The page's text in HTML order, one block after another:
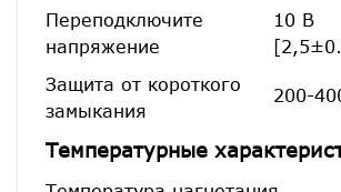
Переподключите
напряжение
10 В
Защита от короткого
замыкания
200-
Температурные